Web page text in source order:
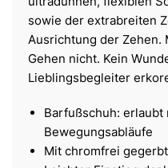
sowie der extrabreiten
Ausrichtung der Zehen.
Gehen nicht. Kein
Lieblingsbegleiter
Barfußschuh: erlaubt
Bewegungsabläufe
Mit chromfrei